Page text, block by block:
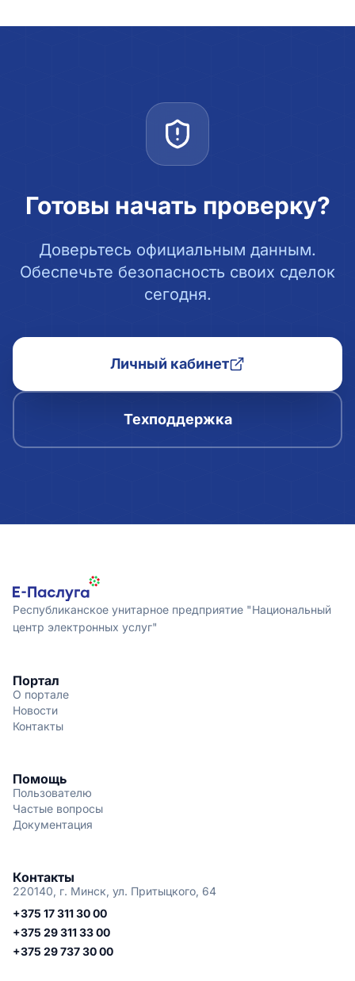
Готовы начать проверку?
Доверьтесь официальным данным.
Обеспечьте безопасность своих сделок
сегодня.
Личный кабинет
Техподдержка
Республиканское унитарное предприятие "Национальный
центр электронных услуг"
Портал
О портале
Новости
Контакты
Помощь
Пользователю
Частые вопросы
Документация
Контакты
220140, г. Минск, ул. Притыцкого, 64
+375 17 311 30 00
+375 29 311 33 00
+375 29 737 30 00